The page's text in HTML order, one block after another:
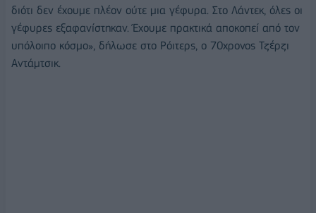
διότι δεν έχουμε πλέον ούτε μια γέφυρα. Στο Λάντεκ, όλες οι
γέφυρες εξαφανίστηκαν. Έχουμε πρακτικά αποκοπεί από τον
υπόλοιπο κόσμο», δήλωσε στο Ρόιτερς, ο 70χρονος Τζέρζι
Αντάμτσικ.